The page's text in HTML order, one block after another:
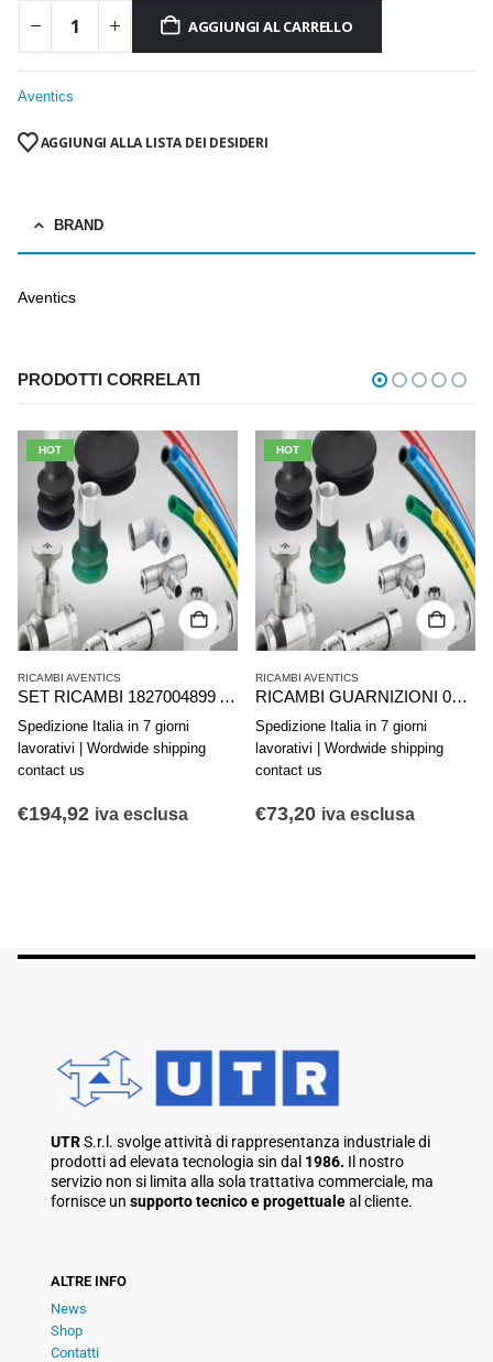
AGGIUNGI AL CARRELLO
Aventics
AGGIUNGI ALLA LISTA DEI DESIDERI
BRAND
Aventics
PRODOTTI CORRELATI
HOT
RICAMBI AVENTICS
SET RICAMBI 1827004899 AVENTICS SERIE PRA C10P..80.PA.SCHL
Spedizione Italia in 7 giorni
lavorativi | Wordwide shipping
contact us
€194,92 iva esclusa
HOT
RICAMBI AVENTICS
RICAMBI GUARNIZIONI 0490351302 AVENTICS SERIE 167/168-025
Spedizione Italia in 7 giorni
lavorativi | Wordwide shipping
contact us
€73,20 iva esclusa
UTRS.r.l. svolge attività di rappresentanza industriale di
prodotti ad elevata tecnologia sin dal 1986. Il nostro
servizio non si limita alla sola trattativa commerciale, ma
fornisce un supporto tecnico e progettualeal cliente.
ALTRE INFO
News
Shop
Contatti